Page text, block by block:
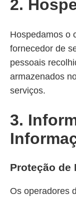
2.
Hospedamos o
fornecedor de
pessoais
armazenados
serviços.
3.
Proteção de
Os operadores